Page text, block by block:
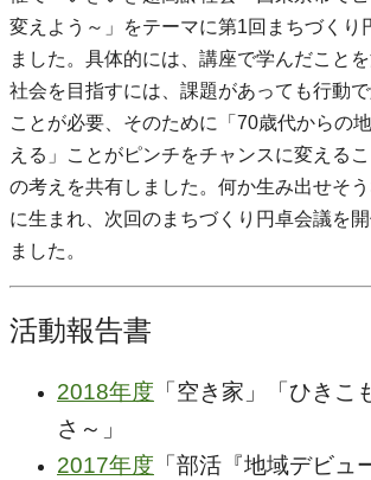
変えよう～」をテーマに第1回まちづくり
ました。具体的には、講座で学んだこと
社会を目指すには、課題があっても行動
ことが必要、そのために「70歳代からの
える」ことがピンチをチャンスに変える
の考えを共有しました。何か生み出せそ
に生まれ、次回のまちづくり円卓会議を
ました。
活動報告書
2018年度 「空き家」「ひきこ
さ～」
2017年度 「部活『地域デビュ